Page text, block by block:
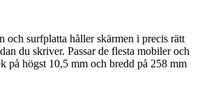
och surfplatta håller skärmen i precis rätt
du skriver. Passar de flesta mobiler och
på högst 10,5 mm och bredd på 258 mm